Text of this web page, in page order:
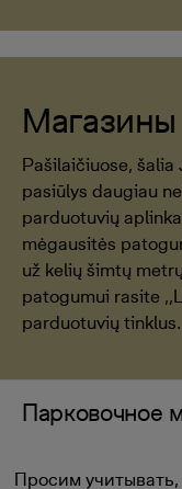
Магазины
Pašilaičiuose,
pasiūlys daugiau
parduotuvių
mėgausitės
už kelių šimtų
patogumui rasite
parduotuvių tinklus.
Парковочное
Просим учитывать,